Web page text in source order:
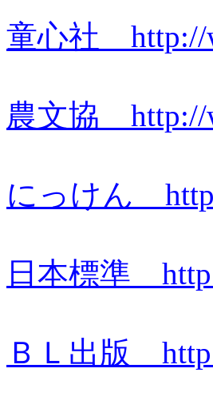
童心社 http://
農文協 http://
にっけん
日本標準
ＢＬ出版